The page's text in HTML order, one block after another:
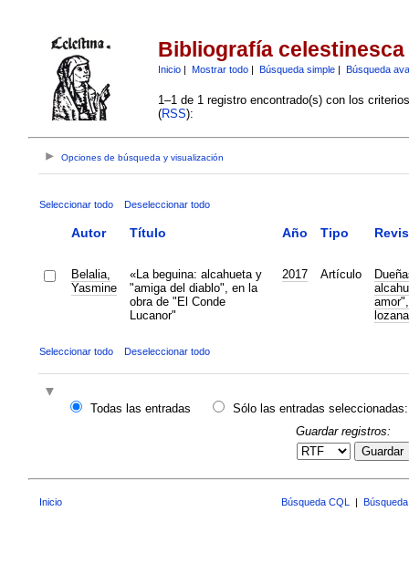
Bibliografía celestinesca
Inicio| Mostrar todo| Búsqueda simple| Búsqueda
1–1 de 1 registro encontrado(s) con los
(RSS):
Opciones de búsqueda y visualización
Seleccionar todo Deseleccionar todo
Autor Título Año Tipo
Belalia,
Yasmine
«La beguina: alcahueta y
"amiga del diablo", en la
obra de "El Conde
Lucanor"
2017 Artículo
Seleccionar todo Deseleccionar todo
Todas las entradas
Sólo las entradas seleccionadas:
Guardar registros:
Guardar
Inicio Búsqueda CQL